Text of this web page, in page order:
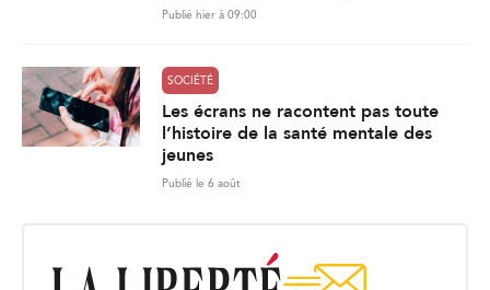
Publié hier à 09:00
SOCIÉTÉ
Les écrans ne racontent pas toute
l’histoire de la santé mentale des
jeunes
Publié le 6 août